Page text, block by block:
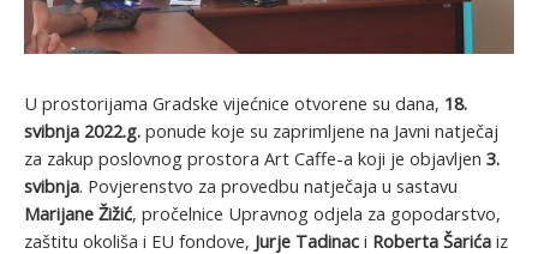
U prostorijama Gradske vijećnice otvorene su dana, 18.
svibnja 2022.g. ponude koje su zaprimljene na Javni natječaj
za zakup poslovnog prostora Art Caffe-a koji je objavljen 3.
svibnja. Povjerenstvo za provedbu natječaja u sastavu
Marijane Žižić, pročelnice Upravnog odjela za gopodarstvo,
zaštitu okoliša i EU fondove, Jurje Tadinac i Roberta Šarića iz